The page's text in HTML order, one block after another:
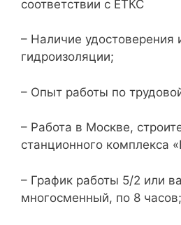
соответствии с ЕТКС
– Наличие удостоверения
гидроизоляции;
– Опыт работы по
– Работа в Москве,
станционного комплекса
– График работы 5/2 или
многосменный, по 8 часов;